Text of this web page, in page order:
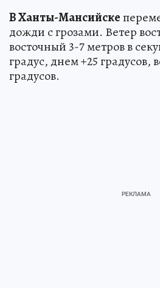
В Ханты-Мансийске
дожди с грозами. Ветер
восточный 3-7 метров в
градус, днем +25 градусов,
градусов.